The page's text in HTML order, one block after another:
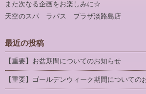
また次なる企画をお楽しみに☆
天空のスパ ラパス プラザ淡路島店
最近の投稿
【重要】お盆期間についてのお知らせ
【重要】ゴールデンウィーク期間についての